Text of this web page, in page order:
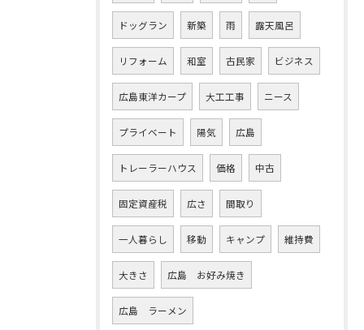
ドッグラン 新築 雨 露天風呂
リフォーム 和室 古民家 ビジネス
広島東洋カープ 大工工事 ニース
プライベート 陽気 広島
トレーラーハウス 価格 中古
固定資産税 広さ 間取り
一人暮らし 移動 キャンプ 維持費
大きさ 広島 お好み焼き
広島 ラーメン